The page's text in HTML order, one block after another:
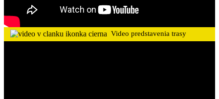
Video predstavenia trasy